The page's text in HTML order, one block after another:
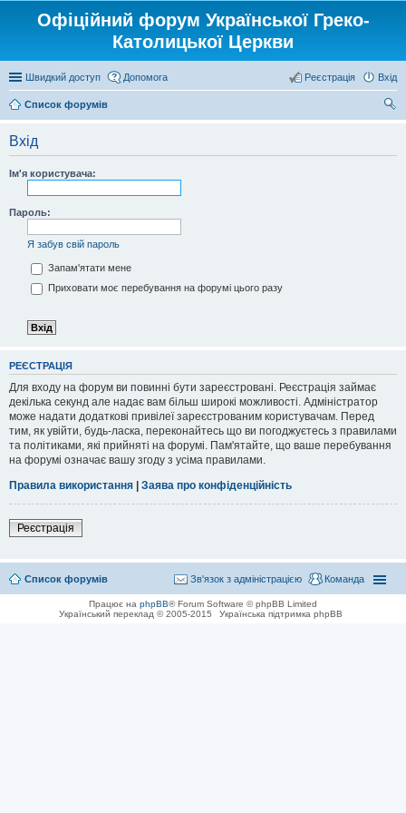
Офіційний форум Української Греко-
Католицької Церкви
Швидкий доступ Допомога Вхід
Реєстрація
Список форумів
Вхід
Ім'я користувача:
Пароль:
Я забув свій пароль
Запам'ятати мене
Приховати моє перебування на форумі цього разу
РЕЄСТРАЦІЯ
Для входу на форум ви повинні бути зареєстровані. Реєстрація займає
декілька секунд але надає вам більш широкі можливості. Адміністратор
може надати додаткові привілеї зареєстрованим користувачам. Перед
тим, як увійти, будь-ласка, переконайтесь що ви погоджуєтесь з правилами
та політиками, які прийняті на форумі. Пам'ятайте, що ваше перебування
на форумі означає вашу згоду з усіма правилами.
Правила використання | Заява про конфіденційність
Реєстрація
Список форумів Команда
Зв'язок з адміністрацією
Працює на phpBB® Forum Software © phpBB Limited
Український переклад © 2005-2015
Українська підтримка phpBB